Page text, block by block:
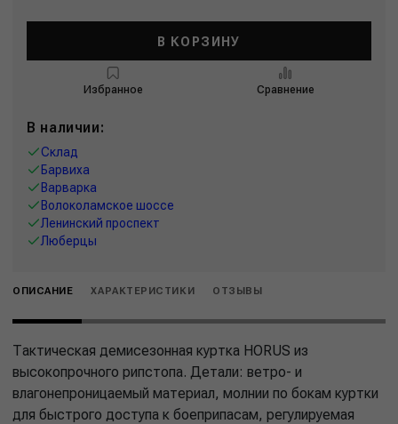
В КОРЗИНУ
Избранное Сравнение
В наличии:
Склад
Барвиха
Варварка
Волоколамское шоссе
Ленинский проспект
Люберцы
ОПИСАНИЕ ХАРАКТЕРИСТИКИ ОТЗЫВЫ
Тактическая демисезонная куртка HORUS из
высокопрочного рипстопа. Детали: ветро- и
влагонепроницаемый материал, молнии по бокам куртки
для быстрого доступа к боеприпасам, регулируемая